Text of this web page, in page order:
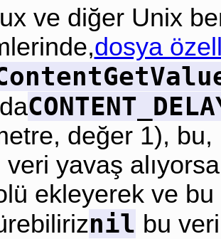
ve diğer Unix
dosya
değer 1), bu,
veri yavaş
ekleyerek ve
nil bu